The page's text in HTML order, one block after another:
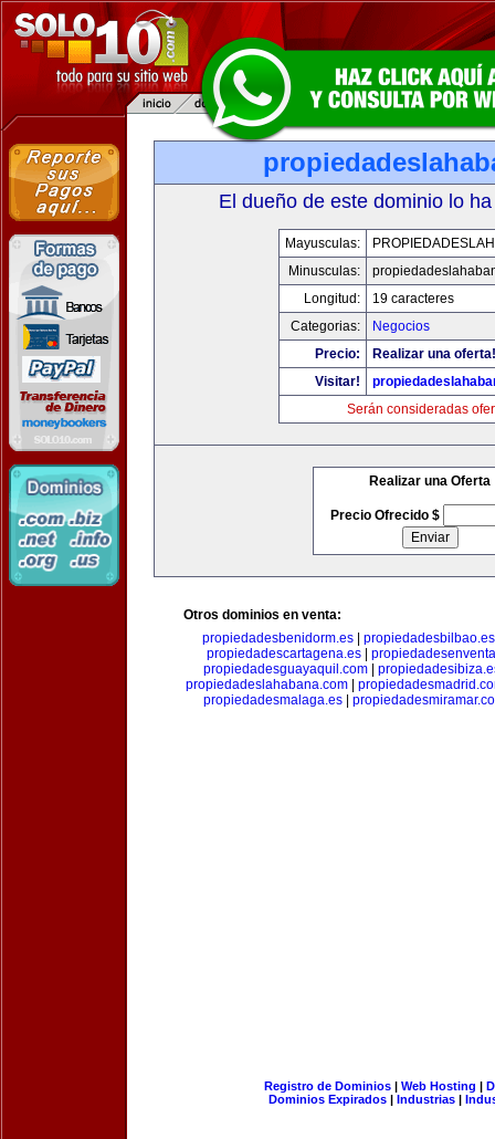
El dueño de este dominio lo
Mayusculas:
Minusculas:
Longitud:
19 caracteres
Categorias:
Negocios
Precio:
Realizar una oferta!
Visitar!
Serán consideradas
Realizar una Oferta
Precio Ofrecido $
Otros dominios en venta:
propiedadesbenidorm.es
propiedadesbilbao.es
propiedadescartagena.es|
propiedadesguayaquil.com
propiedadeslahabana.com|
propiedadesmalaga.es|
Registro de Dominios| Web Hosting |
Dominios Expirados | Industrias |